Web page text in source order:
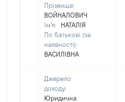
Прізвище:
ВОЙНАЛОВИЧ
Ім'я:
НАТАЛІЯ
По батькові (за
наявності):
ВАСИЛІВНА
Джерело
доходу:
Юридична